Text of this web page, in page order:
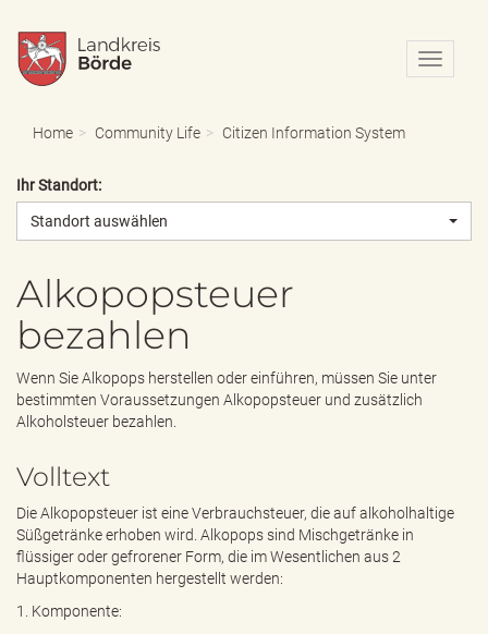
N
a
o
a
n
Home Community Life Citizen Information System
Ihr Standort:
Standort auswählen
Alkopopsteuer
bezahlen
Wenn Sie Alkopops herstellen oder einführen, müssen Sie unter
bestimmten Voraussetzungen Alkopopsteuer und zusätzlich
Alkoholsteuer bezahlen.
Volltext
Die Alkopopsteuer ist eine Verbrauchsteuer, die auf alkoholhaltige
Süßgetränke erhoben wird. Alkopops sind Mischgetränke in
flüssiger oder gefrorener Form, die im Wesentlichen aus 2
Hauptkomponenten hergestellt werden:
1. Komponente: